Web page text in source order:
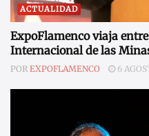
ACTUALIDAD
ExpoFlamenco viaja
Internacional de las
POR EXPOFLAMENCO 6